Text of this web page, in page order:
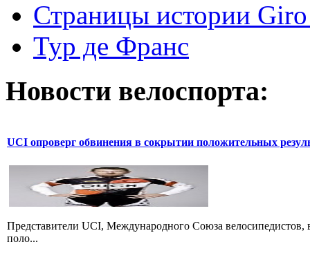
Страницы истории
Тур де Франс
Новости велоспорта:
UCI опроверг обвинения в сокрытии положительных
Представители UCI, Международного Союза
поло...